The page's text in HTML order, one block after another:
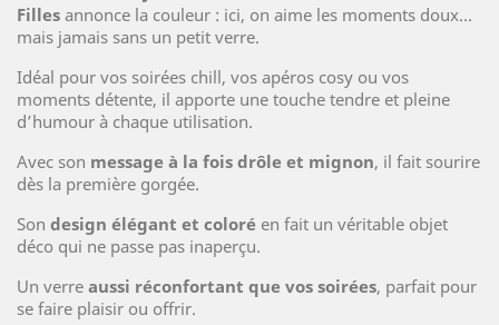
Filles annonce la couleur : ici, on aime les moments doux…
mais jamais sans un petit verre.
Idéal pour vos soirées chill, vos apéros cosy ou vos
moments détente, il apporte une touche tendre et pleine
d’humour à chaque utilisation.
Avec son message à la fois drôle et mignon, il fait sourire
dès la première gorgée.
Son design élégant et coloré en fait un véritable objet
déco qui ne passe pas inaperçu.
Un verre aussi réconfortant que vos soirées, parfait pour
se faire plaisir ou offrir.